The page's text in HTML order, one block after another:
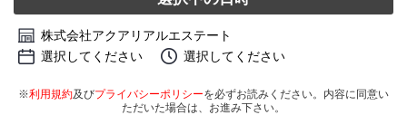
株式会社アクアリアルエステート
選択してください
選択してください
※利用規約及びプライバシーポリシーを必ずお読みください。内容に同意い
ただいた場合は、お進み下さい。